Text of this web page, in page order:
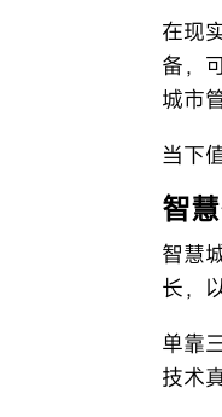
在现
备，
城市
当下
智
智慧
长，
单靠
技术